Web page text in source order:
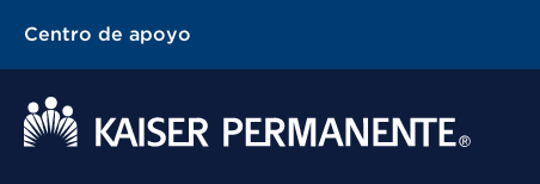
Centro de apoyo